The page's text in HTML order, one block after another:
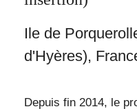
Ile de
d'Hyères),
Depuis fin 2014, le